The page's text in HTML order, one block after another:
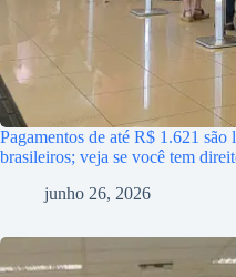
Pagamentos de até R$ 1.621 são
brasileiros; veja se você tem
junho 26, 2026